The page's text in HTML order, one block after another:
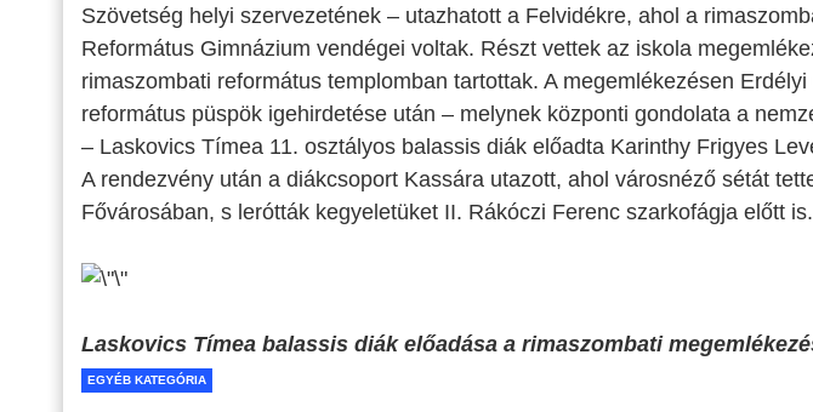
Szövetség helyi szervezetének – utazhatott a Felvidékre, ahol a
Református Gimnázium vendégei voltak. Részt vettek az iskola
rimaszombati református templomban tartottak. A megemlékezésen
református püspök igehirdetése után – melynek központi gondolata a
– Laskovics Tímea 11. osztályos balassis diák előadta Karinthy Frigyes
A rendezvény után a diákcsoport Kassára utazott, ahol városnéző sétát
Fővárosában, s lerótták kegyeletüket II. Rákóczi Ferenc szarkofágja előtt is.
Laskovics Tímea balassis diák előadása a rimaszombati
EGYÉB KATEGÓRIA